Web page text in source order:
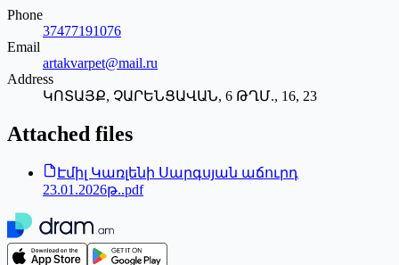
Phone
37477191076
Email
artakvarpet@mail.ru
Address
ԿՈՏԱՅՔ, ՉԱՐԵՆՑԱՎԱՆ, 6 ԹՂՄ., 16, 23
Attached files
Էմիլ Կառլենի Սարգսյան աճուրդ
23.01.2026թ..pdf